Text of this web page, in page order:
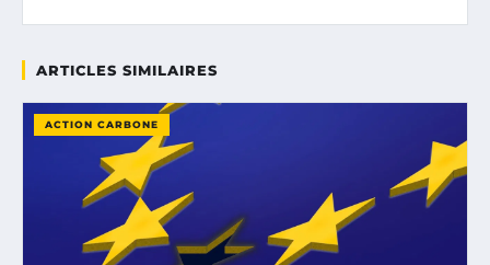
ARTICLES SIMILAIRES
ACTION CARBONE